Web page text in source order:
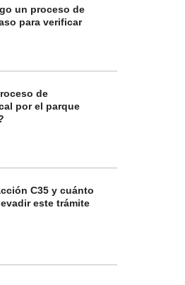
un proceso de
para verificar
de
por el parque
C35 y cuánto
este trámite